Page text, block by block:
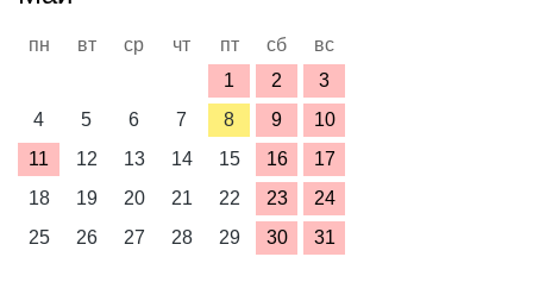
пн вт ср чт пт сб
вс
1
2
3
4
5 6 7 8 9
10
11
12 13 14 15 16
17
18
19 20 21 22 23
24
25
26 27 28 29 30 31